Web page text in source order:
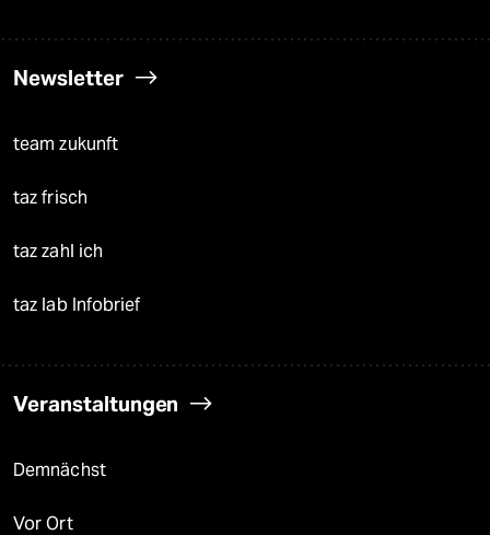
Newsletter
team zukunft
taz frisch
taz zahl ich
taz lab Infobrief
Veranstaltungen
Demnächst
Vor Ort